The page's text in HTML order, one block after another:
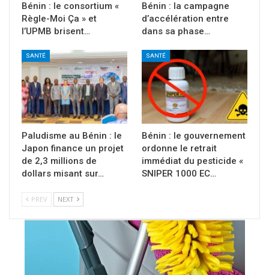
Bénin : le consortium «
Règle-Moi Ça » et
l’UPMB brisent…
Bénin : la campagne
d’accélération entre
dans sa phase…
SANTÉ
Paludisme au Bénin : le
Japon finance un projet
de 2,3 millions de
dollars misant sur…
SANTÉ
Bénin : le gouvernement
ordonne le retrait
immédiat du pesticide «
SNIPER 1000 EC…
PREV NEXT